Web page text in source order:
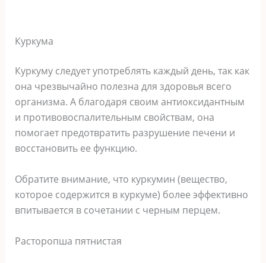
Куркума
Куркуму следует употреблять каждый день, так как
она чрезвычайно полезна для здоровья всего
организма. А благодаря своим антиоксидантным
и противовоспалительным свойствам, она
помогает предотвратить разрушение печени и
восстановить ее функцию.
Обратите внимание, что куркумин (вещество,
которое содержится в куркуме) более эффективно
впитывается в сочетании с черным перцем.
Расторопша пятнистая